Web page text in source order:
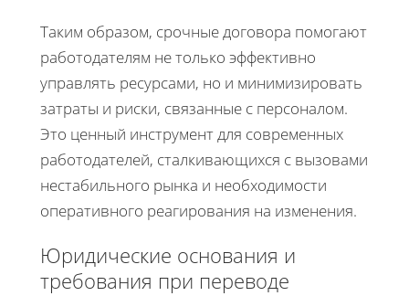
Таким образом, срочные договора помогают
работодателям не только эффективно
управлять ресурсами, но и минимизировать
затраты и риски, связанные с персоналом.
Это ценный инструмент для современных
работодателей, сталкивающихся с вызовами
нестабильного рынка и необходимости
оперативного реагирования на изменения.
Юридические основания и
требования при переводе